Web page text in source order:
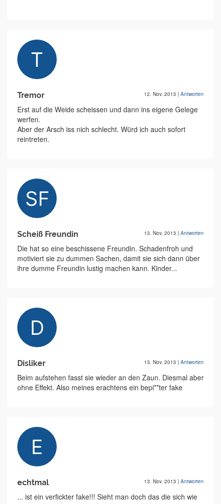
Tremor 12. Nov. 2013 | Antworten
Erst auf die Weide scheissen und dann ins eigene Gelege
werfen.
Aber der Arsch iss nich schlecht. Würd ich auch sofort
reintreten.
Scheiß Freundin 13. Nov. 2013 | Antworten
Die hat so eine beschissene Freundin. Schadenfroh und
motiviert sie zu dummen Sachen, damit sie sich dann über
ihre dumme Freundin lustig machen kann. Kinder...
Disliker 13. Nov. 2013 | Antworten
Beim aufstehen fasst sie wieder an den Zaun. Diesmal aber
ohne Effekt. Also meines erachtens ein bepi**ter fake
echtmal 13. Nov. 2013 | Antworten
... ist ein verfickter fake!!! Sieht man doch das die sich wie